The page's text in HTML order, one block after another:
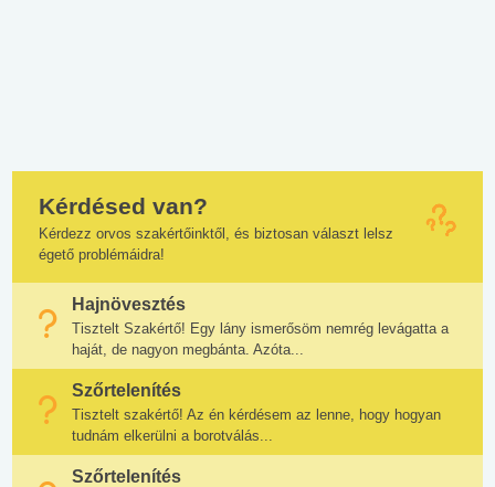
Kérdésed van?
Kérdezz orvos szakértőinktől, és biztosan választ lelsz
égető problémáidra!
Hajnövesztés
Tisztelt Szakértő! Egy lány ismerősöm nemrég levágatta a
haját, de nagyon megbánta. Azóta...
Szőrtelenítés
Tisztelt szakértő! Az én kérdésem az lenne, hogy hogyan
tudnám elkerülni a borotválás...
Szőrtelenítés